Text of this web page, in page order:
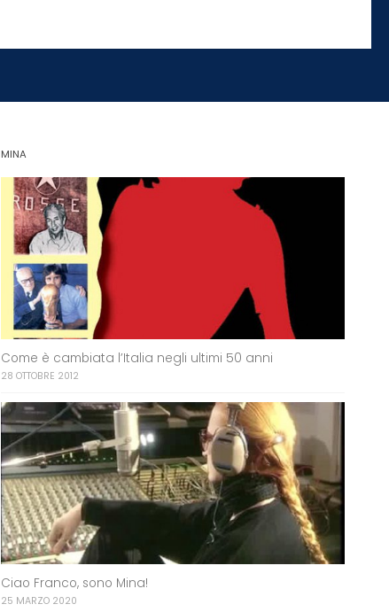
MINA
Come è cambiata l’Italia negli ultimi 50 anni
28 OTTOBRE 2012
Ciao Franco, sono Mina!
25 MARZO 2020